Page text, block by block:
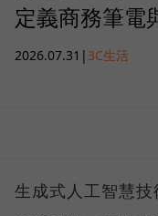
定義商務筆電
2026.07.31 | 3C生活
生成式人工智慧